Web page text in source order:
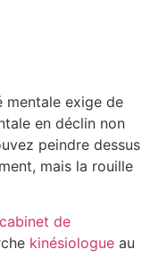
mentale exige de
en déclin non
peindre dessus
mais la rouille
cabinet de
kinésiologue au